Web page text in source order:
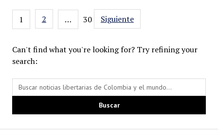
Navegación
de
entradas
1 2 … 30 Siguiente
Can't find what you're looking for? Try refining your
search: